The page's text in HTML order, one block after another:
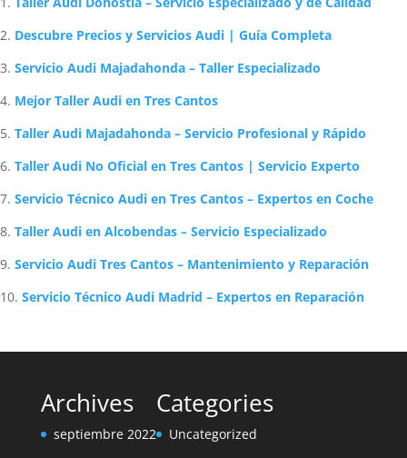
Descubre Precios y Servicios Audi | Guía Completa
Servicio Audi Majadahonda – Taller Especializado
Mejor Taller Audi en Tres Cantos
Taller Audi Majadahonda – Servicio Profesional y Rápido
Taller Audi No Oficial en Tres Cantos | Servicio Experto
Servicio Técnico Audi en Tres Cantos – Expertos en Coche
Taller Audi en Alcobendas – Servicio Especializado
Servicio Audi Tres Cantos – Mantenimiento y Reparación
Servicio Técnico Audi Madrid – Expertos en Reparación
Archives
septiembre 2022
Categories
Uncategorized